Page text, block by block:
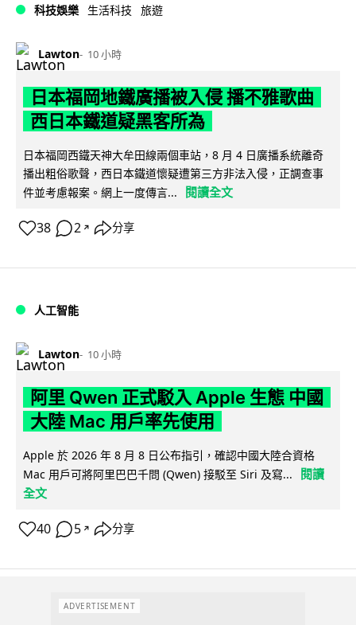
科技娛樂 生活科技 旅遊
Lawton 10 小時
日本福岡地鐵廣播被入侵 播不雅歌曲
西日本鐵道疑黑客所為
日本福岡西鐵天神大牟田線兩個車站，8 月 4 日廣播系統離奇
播出粗俗歌聲，西日本鐵道懷疑遭第三方非法入侵，正調查事
件並考慮報案。網上一度傳言...
閱讀全文
38 2 ↗ 分享
人工智能
Lawton 10 小時
阿里 Qwen 正式駁入 Apple 生態 中國
大陸 Mac 用戶率先使用
Apple 於 2026 年 8 月 8 日公布指引，確認中國大陸合資格
Mac 用戶可將阿里巴巴千問 (Qwen) 接駁至 Siri 及寫...
閱讀
全文
40 5 ↗ 分享
ADVERTISEMENT